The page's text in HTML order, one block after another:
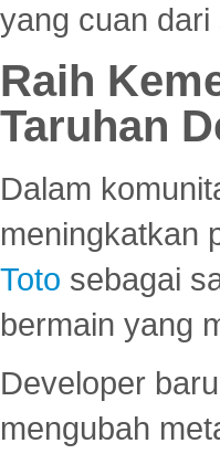
yang cuan dari
Raih
Taruhan
Dalam
meningkatkan
Toto sebagai
bermain yang
Developer
mengubah